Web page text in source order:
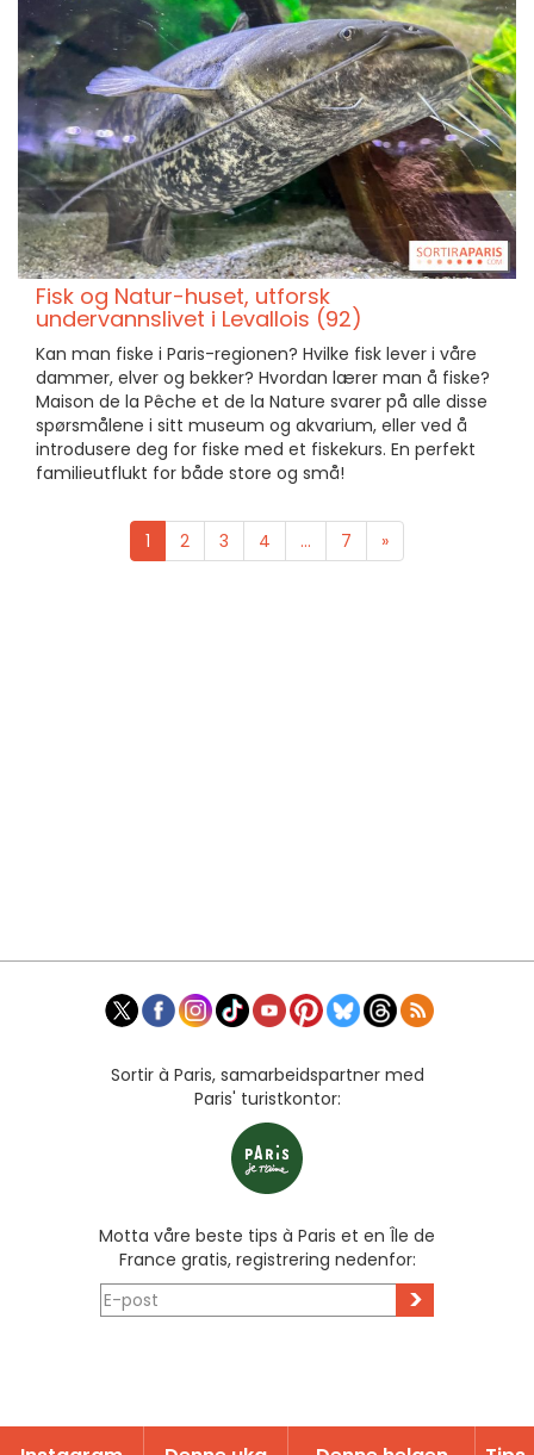
Fisk og Natur-huset, utforsk
undervannslivet i Levallois (92)
Kan man fiske i Paris-regionen? Hvilke fisk lever i våre
dammer, elver og bekker? Hvordan lærer man å fiske?
Maison de la Pêche et de la Nature svarer på alle disse
spørsmålene i sitt museum og akvarium, eller ved å
introdusere deg for fiske med et fiskekurs. En perfekt
familieutflukt for både store og små!
1 2 3 4 ... 7 »
Sortir à Paris, samarbeidspartner med
Paris' turistkontor:
Motta våre beste tips à Paris et en Île de
France gratis, registrering nedenfor:
>